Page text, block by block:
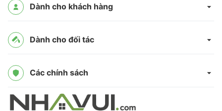
Dành cho khách hàng
Dành cho đối tác
Các chính sách